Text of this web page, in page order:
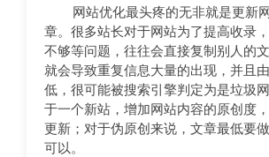
网站优化最头疼的无非就是更新
章。很多站长对于网站为了提高收录
不够等问题，往往会直接复制别人的
就会导致重复信息大量的出现，并且
低，很可能被搜索引擎判定为是垃圾
于一个新站，增加网站内容的原创度
更新；对于伪原创来说，文章最低要
可以。